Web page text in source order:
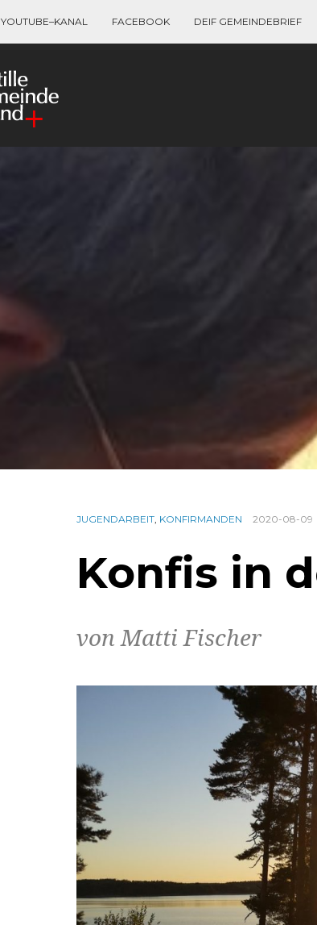
YOUTUBE–KANAL FACEBOOK DEIF GEMEINDEBRIEF
JUGENDARBEIT, KONFIRMANDEN 2020-08-09
Konfis in
von Matti Fischer